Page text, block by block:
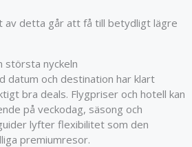
av detta går att få till betydligt lägre
största nyckeln
datum och destination har klart
bra deals. Flygpriser och hotell kan
på veckodag, säsong och
lyfter flexibilitet som den
premiumresor.